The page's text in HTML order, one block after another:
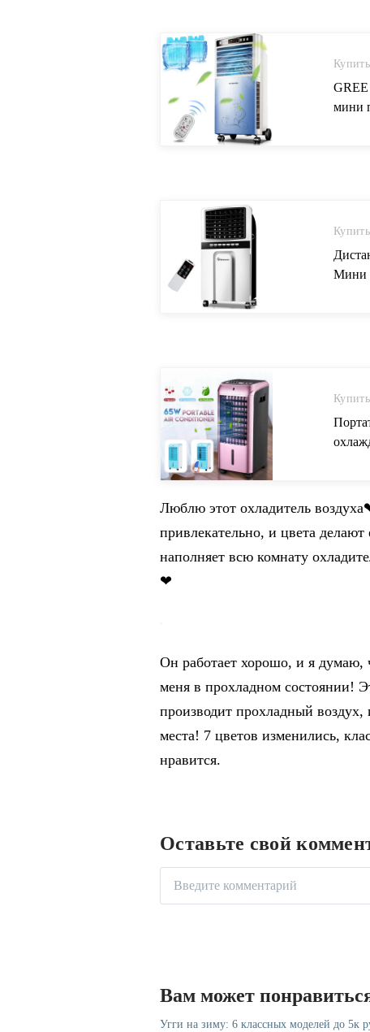
мини
Мини
Люблю этот охладитель
привлекательно, и цвета
наполняет всю комнату
❤
Он работает хорошо, и я думаю,
меня в прохладном состоянии!
производит прохладный
места! 7 цветов изменились,
нравится.
Оставьте свой
Вам может
Угги на зиму: 6 классных моделей до 5к